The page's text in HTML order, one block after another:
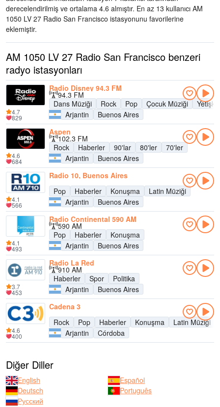
derecelendirilmiş ve ortalama 4.6 almıştır. En az 13 kullanıcı AM
1050 LV 27 Radio San Francisco istasyonunu favorilerine
eklemiştir.
AM 1050 LV 27 Radio San Francisco benzeri
radyo istasyonları
Radio Disney 94.3 FM
94.3 FM
Dans Müziği
Rock Pop Çocuk Müziği
Arjantin
Buenos Aires
4.7
829
Aspen
102.3 FM
Rock
Haberler 90'lar 80'ler
70'ler
Arjantin
Buenos Aires
4.6
684
Radio 10, Buenos Aires
Pop
Haberler Konuşma
Latin Müziği
Arjantin
Buenos Aires
4.1
566
Radio Continental 590 AM
590 AM
Pop
Haberler
Konuşma
Arjantin
Buenos Aires
4.1
493
Radio La Red
910 AM
Haberler
Spor
Politika
Arjantin
Buenos Aires
3.7
453
Cadena 3
Rock
Pop Haberler Konuşma Latin Müziği
Arjantin
Córdoba
4.6
400
Diğer Diller
English
Español
Deutsch
Português
Русский